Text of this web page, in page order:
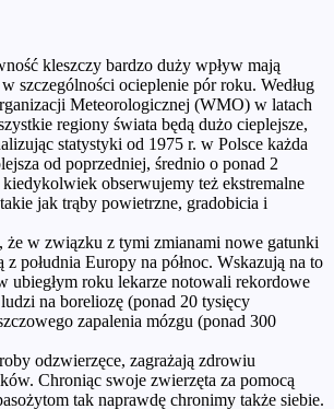
kleszczy bardzo duży wpływ mają
szczególności ocieplenie pór roku. Według
Meteorologicznej (WMO) w latach
regiony świata będą dużo cieplejsze,
statystyki od 1975 r. w Polsce każda
od poprzedniej, średnio o ponad 2
obserwujemy też ekstremalne
jak trąby powietrzne, gradobicia i
że w związku z tymi zmianami nowe gatunki
z południa Europy na północ. Wskazują na to
ubiegłym roku lekarze notowali rekordowe
na boreliozę (ponad 20 tysięcy
zapalenia mózgu (ponad 300
odzwierzęce, zagrażają zdrowiu
Chroniąc swoje zwierzęta za pomocą
tak naprawdę chronimy także siebie.